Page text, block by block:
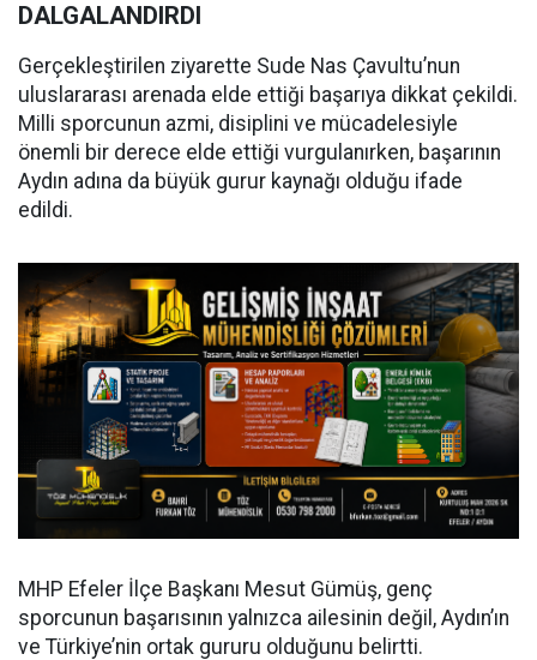
DALGALANDIRDI
Gerçekleştirilen ziyarette Sude Nas Çavultu’nun
uluslararası arenada elde ettiği başarıya dikkat çekildi.
Milli sporcunun azmi, disiplini ve mücadelesiyle
önemli bir derece elde ettiği vurgulanırken, başarının
Aydın adına da büyük gurur kaynağı olduğu ifade
edildi.
MHP Efeler İlçe Başkanı Mesut Gümüş, genç
sporcunun başarısının yalnızca ailesinin değil, Aydın’ın
ve Türkiye’nin ortak gururu olduğunu belirtti.